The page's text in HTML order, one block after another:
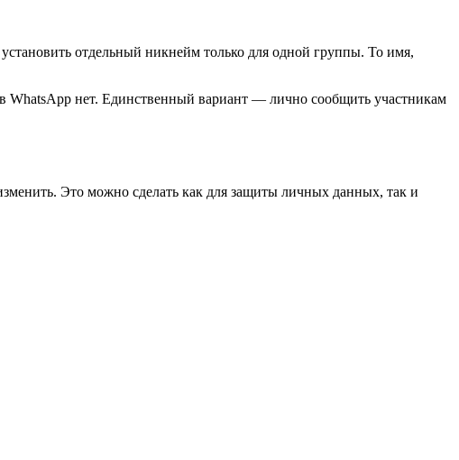
отдельный никнейм только для одной группы. То имя,
WhatsApp нет. Единственный вариант — лично сообщить участникам
Это можно сделать как для защиты личных данных, так и